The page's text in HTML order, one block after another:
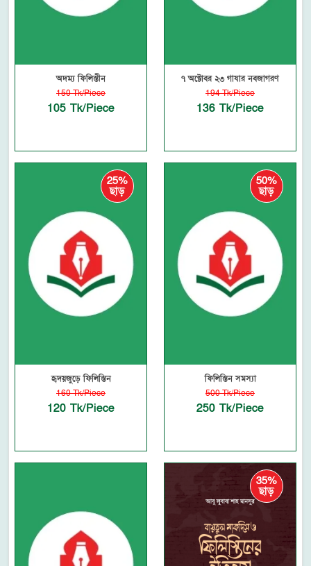
অদম্য ফিলিস্তীন
150 Tk/Piece
105 Tk/Piece
৭ অক্টোবর ২৩ গাযার নবজাগরণ
194 Tk/Piece
136 Tk/Piece
25%
ছাড়
হৃদয়জুড়ে ফিলিস্তিন
160 Tk/Piece
120 Tk/Piece
50%
ছাড়
ফিলিস্তিন সমস্যা
500 Tk/Piece
250 Tk/Piece
35%
ছাড়